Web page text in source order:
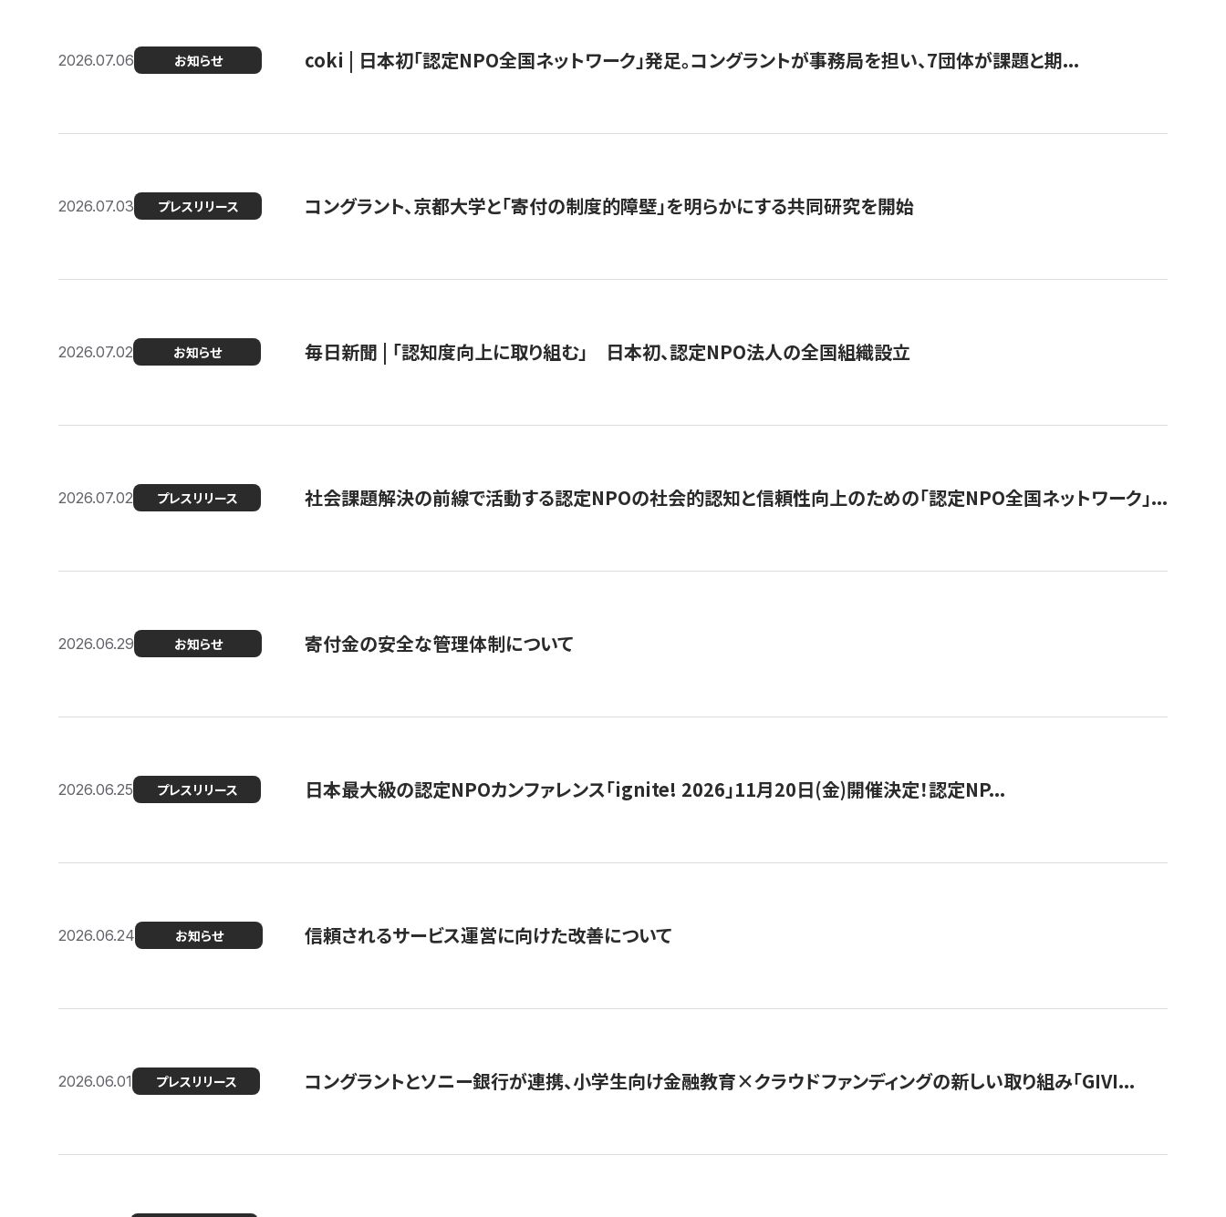
2026.07.06 お知らせ coki | 日本初「認定NPO全国ネットワーク」発足。コングラントが事務局を担い、7団体が課題と期...
2026.07.03 プレスリリース コングラント、京都大学と「寄付の制度的障壁」を明らかにする共同研究を開始
2026.07.02 お知らせ 毎日新聞 | 「認知度向上に取り組む」 日本初、認定NPO法人の全国組織設立
2026.07.02 プレスリリース 社会課題解決の前線で活動する認定NPOの社会的認知と信頼性向上のための「認定NPO全国ネットワーク」...
2026.06.29 お知らせ 寄付金の安全な管理体制について
2026.06.25 プレスリリース 日本最大級の認定NPOカンファレンス「ignite! 2026」11月20日(金)開催決定！認定NP...
2026.06.24 お知らせ 信頼されるサービス運営に向けた改善について
2026.06.01 プレスリリース コングラントとソニー銀行が連携、小学生向け金融教育×クラウドファンディングの新しい取り組み「GIVI...